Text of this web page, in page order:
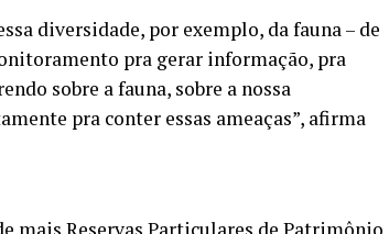
diversidade, por exemplo, da fauna – de
pra gerar informação, pra
sobre a fauna, sobre a nossa
pra conter essas ameaças”, afirma
mais Reservas Particulares de Patrimônio